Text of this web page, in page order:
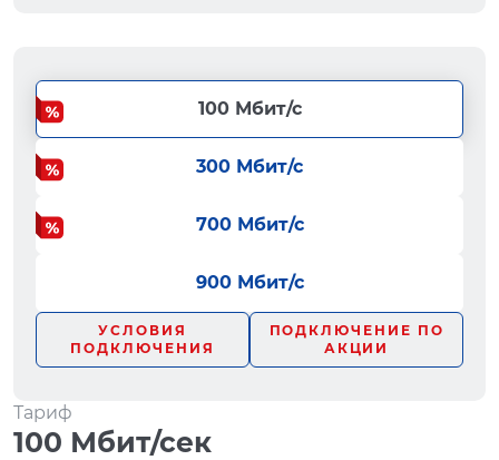
100 Мбит/с
300 Мбит/с
700 Мбит/с
900 Мбит/с
УСЛОВИЯ
ПОДКЛЮЧЕНИЯ
ПОДКЛЮЧЕНИЕ ПО
АКЦИИ
Тариф
100 Мбит/сек